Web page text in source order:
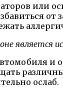
или
является
ослаб.